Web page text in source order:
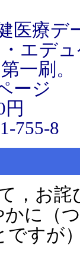
医療デ
エデ
一刷。
ージ
755-8
，お
に（
ですが